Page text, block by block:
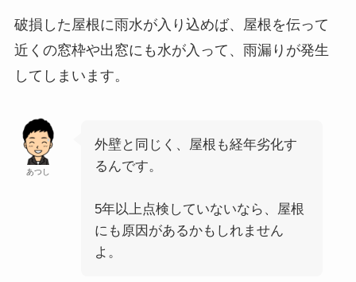
破損した屋根に雨水が入り込めば、屋根を伝って
近くの窓枠や出窓にも水が入って、雨漏りが発生
してしまいます。
あつし
外壁と同じく、屋根も経年劣化す
るんです。
5年以上点検していないなら、屋根
にも原因があるかもしれません
よ。